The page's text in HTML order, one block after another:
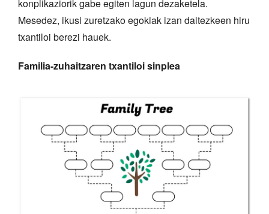
konplikaziorik gabe egiten lagun dezaketela.
Mesedez, ikusi zuretzako egokiak izan daitezkeen hiru
txantiloi berezi hauek.
Familia-zuhaitzaren txantiloi sinplea